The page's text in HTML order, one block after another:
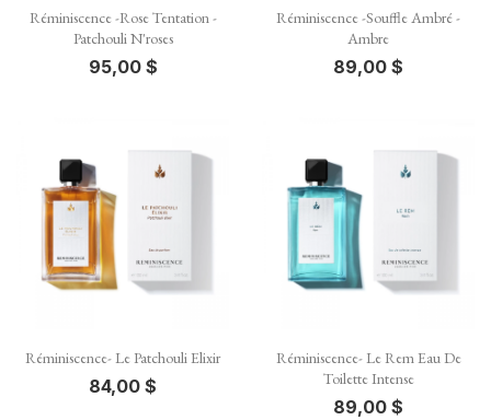
Réminiscence -Rose Tentation -
Patchouli N'roses
95,00 $
Réminiscence -Souffle Ambré -
Ambre
89,00 $
Réminiscence- Le Patchouli Elixir
84,00 $
Réminiscence- Le Rem Eau De
Toilette Intense
89,00 $